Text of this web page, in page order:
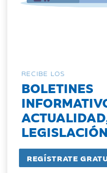
RECIBE LOS
BOLETINES